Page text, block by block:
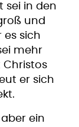
sei in den
und
es sich
mehr
Christos
er sich
ein